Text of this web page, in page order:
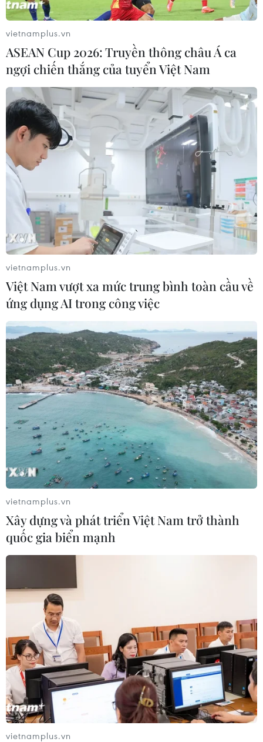
Hà Nội quyết liệt không để bùng phát dịch
sởi, sốt xuất huyết
14/05/2019 14:46
Chủ tịch Ủy ban Nhân dân thành phố Hà Nội lưu ý các
đơn vị chức năng không được chủ quan, cần khoanh
vùng các ổ dịch kịp thời để tránh nguy cơ bùng phát
thành dịch.
Điều trị thành công u nang bạch huyết
trong ổ bụng bé 23 tháng tuổi
15/05/2019 05:44
Các bác sỹ Bệnh viện Hữu nghị Việt Đức vừa phẫu thuật
nội soi điều trị thành công u nang bạch huyết trong ổ
bụng cho bệnh nhân Đ.D.M.Đ 23 tháng tuổi, phát hiện
bệnh từ 7 tháng tuổi.
vietnamplus.vn
ASEAN Cup 2026: Truyền thông châu Á ca
ngợi chiến thắng của tuyển Việt Nam
vietnamplus.vn
Việt Nam vượt xa mức trung bình toàn cầu về
ứng dụng AI trong công việc
vietnamplus.vn
Xây dựng và phát triển Việt Nam trở thành
quốc gia biển mạnh
vietnamplus.vn